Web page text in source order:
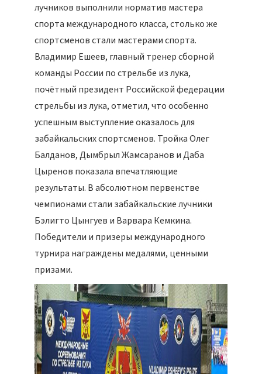
лучников выполнили норматив мастера
спорта международного класса, столько же
спортсменов стали мастерами спорта.
Владимир Ешеев, главный тренер сборной
команды России по стрельбе из лука,
почётный президент Российской федерации
стрельбы из лука, отметил, что особенно
успешным выступление оказалось для
забайкальских спортсменов. Тройка Олег
Балданов, Дымбрыл Жамсаранов и Даба
Цыренов показала впечатляющие
результаты. В абсолютном первенстве
чемпионами стали забайкальские лучники
Бэлигто Цынгуев и Варвара Кемкина.
Победители и призеры международного
турнира награждены медалями, ценными
призами.